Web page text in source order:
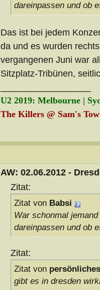
dareinpassen und ob
Das ist bei jedem
da und es wurden
vergangenen Juni war
Sitzplatz-Tribünen,
U2 2019: Melbourne |
The Killers @ Sam's
AW: 02.06.2012 -
Zitat:
Zitat von Babsi
War schonmal
dareinpassen und ob
Zitat:
Zitat von
gibt es in dresden